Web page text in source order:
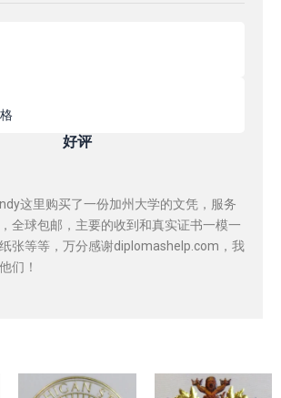
好评
这里购买了一份加州大学的文凭，服务
全球包邮，主要的收到和真实证书一模一
张等等，万分感谢diplomashelp.com，我
们！